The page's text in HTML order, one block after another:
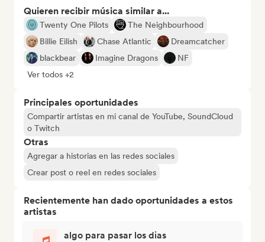
Quieren recibir música similar a...
Twenty One Pilots
The Neighbourhood
Billie Eilish
Chase Atlantic
Dreamcatcher
blackbear
Imagine Dragons
NF
Ver todos +2
Principales oportunidades
Compartir artistas en mi canal de YouTube, SoundCloud
o Twitch
Otras
Agregar a historias en las redes sociales
Crear post o reel en redes sociales
Recientemente han dado oportunidades a estos
artistas
algo para pasar los dias